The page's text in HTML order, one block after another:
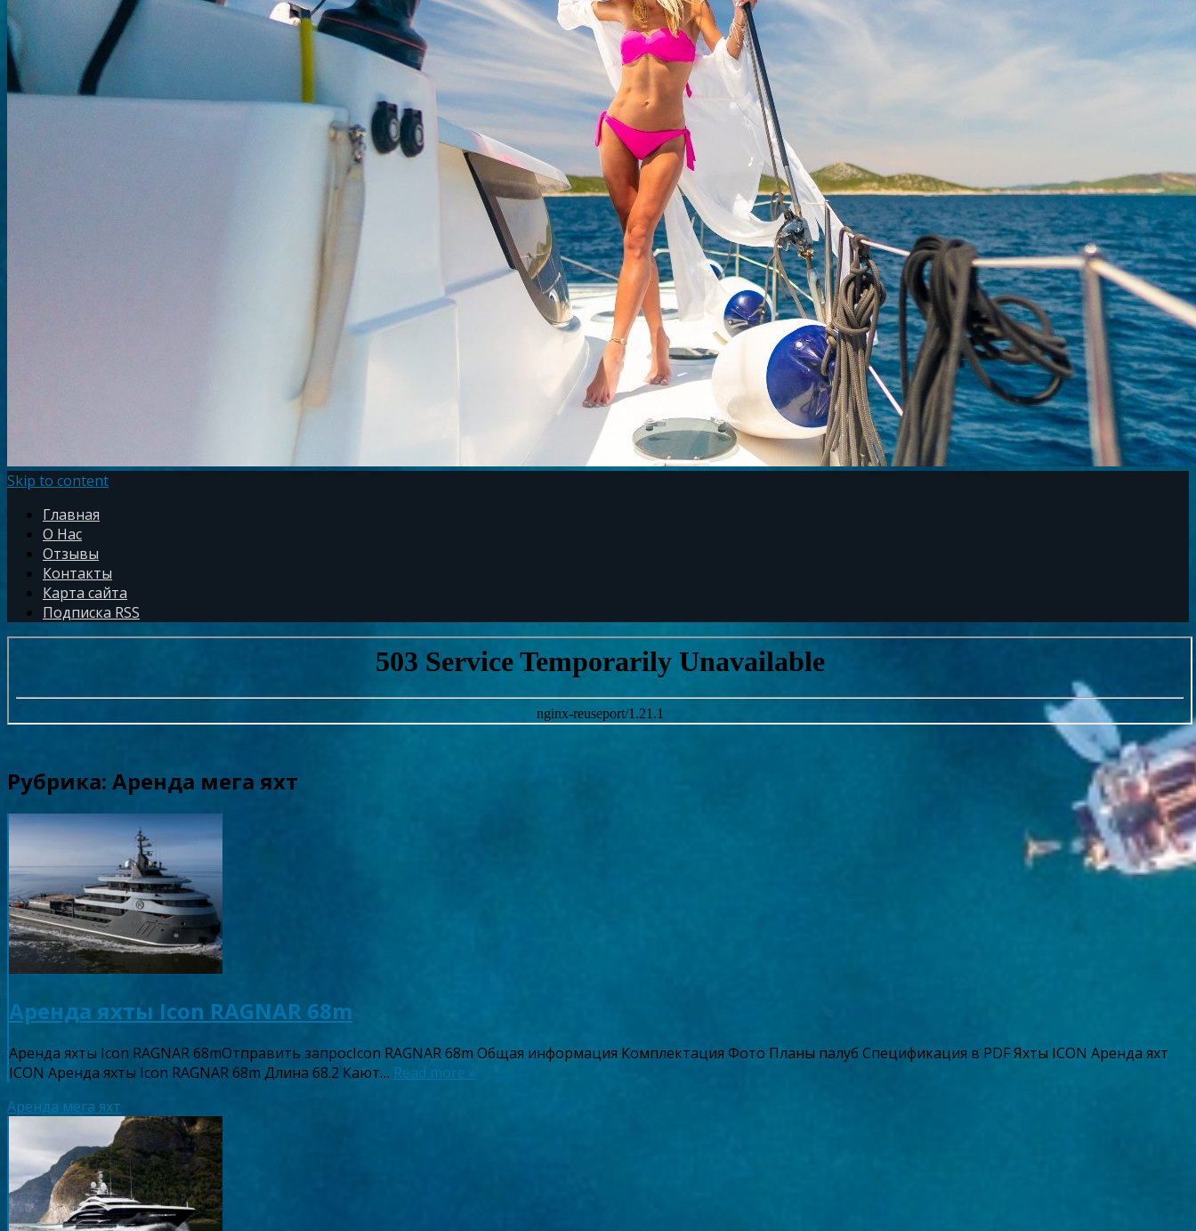
Skip to content
Главная
О Нас
Отзывы
Контакты
Карта сайта
Подписка RSS
Рубрика: Аренда мега яхт
Аренда яхты Icon RAGNAR 68m
Аренда яхты Icon RAGNAR 68mОтправить запросIcon RAGNAR 68m Общая информация Комплектация Фото Планы палуб Спецификация в PDF Яхты ICON Аренда яхт
ICON Аренда яхты Icon RAGNAR 68m Длина 68.2 Кают… Read more »
Аренда мега яхт